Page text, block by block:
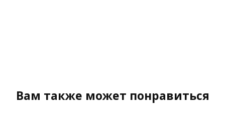
Вам также может понравиться